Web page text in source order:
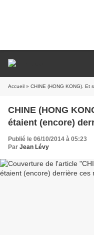
Accueil » CHINE (HONG KONG). Et si
CHINE (HONG
étaient (encore)
Publié le 06/10/2014 à 05:23
Par Jean Lévy